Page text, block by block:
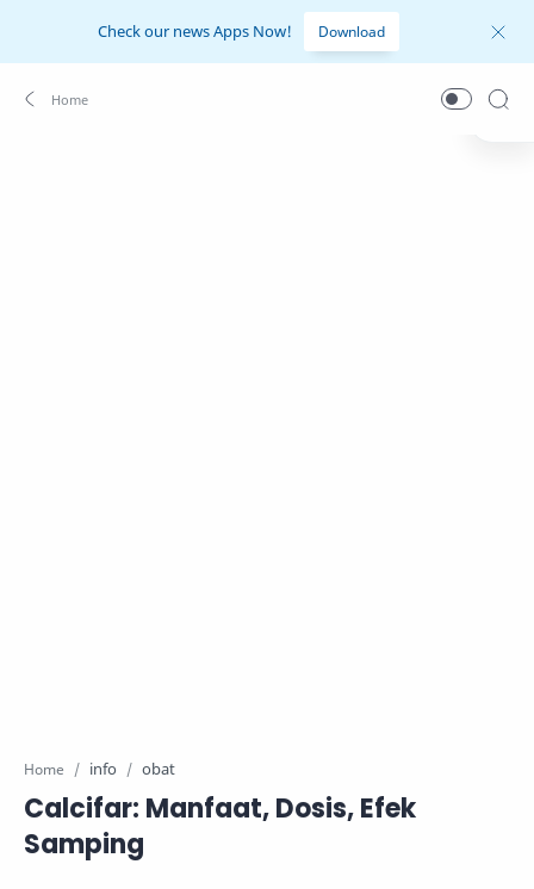
Check our news Apps Now! Download
Home info obat
Calcifar: Manfaat, Dosis, Efek
Samping